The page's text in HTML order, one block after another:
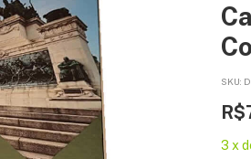
SKU:
3 x